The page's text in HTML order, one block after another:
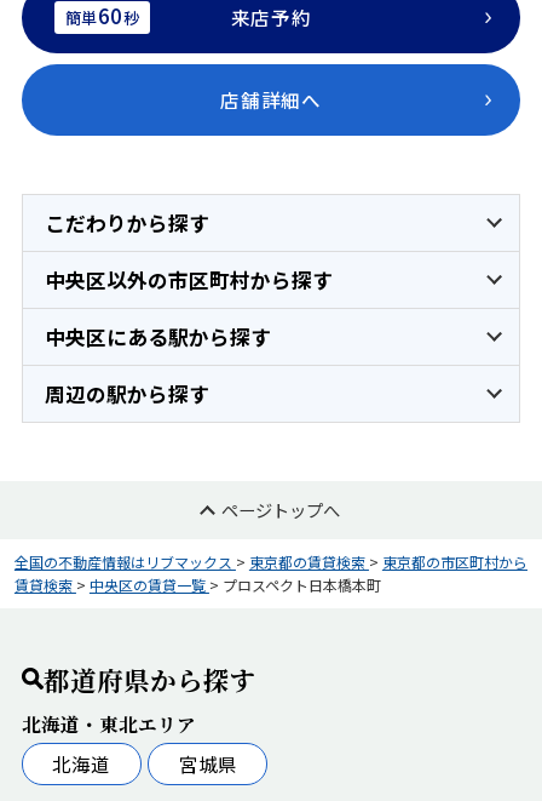
簡単60秒 来店予約
店舗詳細へ
こだわりから探す
中央区以外の市区町村から探す
中央区にある駅から探す
周辺の駅から探す
ページトップへ
全国の不動産情報はリブマックス > 東京都の賃貸検索 > 東京都の市区町村から
賃貸検索 > 中央区の賃貸一覧 > プロスペクト日本橋本町
都道府県から探す
北海道・東北エリア
北海道
宮城県